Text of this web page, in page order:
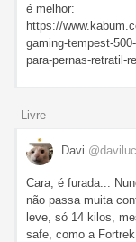
é melhor:
https://
gaming-tempest-
para-pernas-retratil-
Livre
Davi
Cara, é furada...
não passa muita
leve, só 14 kilos,
safe, como a